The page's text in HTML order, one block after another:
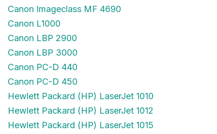
Canon Imageclass MF 4690
Canon L1000
Canon LBP 2900
Canon LBP 3000
Canon PC-D 440
Canon PC-D 450
Hewlett Packard (HP) LaserJet 1010
Hewlett Packard (HP) LaserJet 1012
Hewlett Packard (HP) LaserJet 1015